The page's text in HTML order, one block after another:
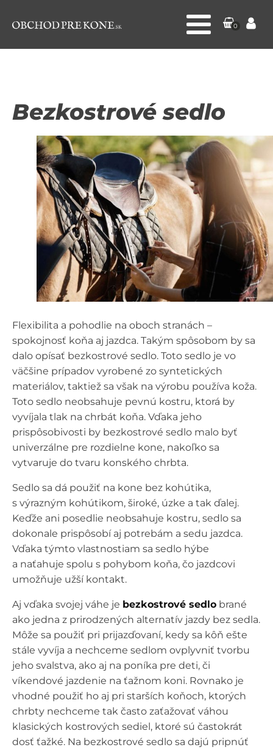
0
Bezkostrové sedlo
Flexibilita a pohodlie na oboch stranách –
spokojnosť koňa aj jazdca. Takým spôsobom by sa
dalo opísať bezkostrové sedlo. Toto sedlo je vo
väčšine prípadov vyrobené zo syntetických
materiálov, taktiež sa však na výrobu používa koža.
Toto sedlo neobsahuje pevnú kostru, ktorá by
vyvíjala tlak na chrbát koňa. Vďaka jeho
prispôsobivosti by bezkostrové sedlo malo byť
univerzálne pre rozdielne kone, nakoľko sa
vytvaruje do tvaru konského chrbta.
Sedlo sa dá použiť na kone bez kohútika,
s výrazným kohútikom, široké, úzke a tak ďalej.
Keďže ani posedlie neobsahuje kostru, sedlo sa
dokonale prispôsobí aj potrebám a sedu jazdca.
Vďaka týmto vlastnostiam sa sedlo hýbe
a naťahuje spolu s pohybom koňa, čo jazdcovi
umožňuje užší kontakt.
Aj vďaka svojej váhe je bezkostrové sedlo brané
ako jedna z prirodzených alternatív jazdy bez sedla.
Môže sa použiť pri prijazďovaní, kedy sa kôň ešte
stále vyvíja a nechceme sedlom ovplyvniť tvorbu
jeho svalstva, ako aj na poníka pre deti, či
víkendové jazdenie na ťažnom koni. Rovnako je
vhodné použiť ho aj pri starších koňoch, ktorých
chrbty nechceme tak často zaťažovať váhou
klasických kostrových sediel, ktoré sú častokrát
dosť ťažké. Na bezkostrové sedlo sa dajú pripnúť